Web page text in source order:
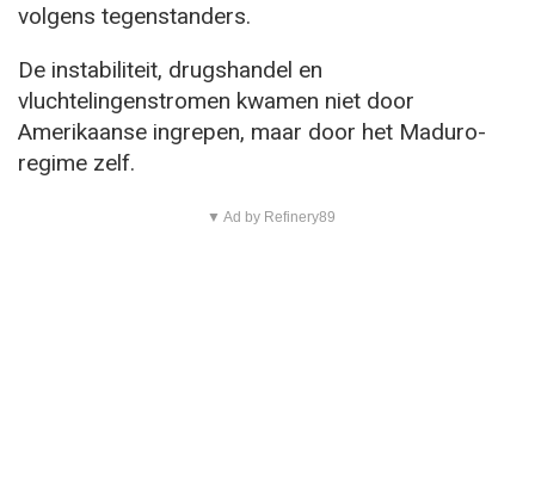
volgens tegenstanders.
De instabiliteit, drugshandel en
vluchtelingenstromen kwamen niet door
Amerikaanse ingrepen, maar door het Maduro-
regime zelf.
▼ Ad by Refinery89